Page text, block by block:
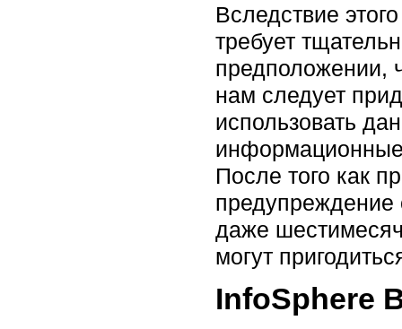
Вследствие
требует
предположении,
нам следует
использовать
информационные
После того как
предупреждение
даже
могут
InfoSphere